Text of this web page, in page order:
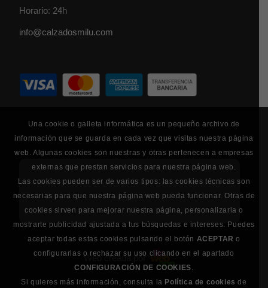
Horario: 24h
info@calzadosmilu.com
Para la correcta visualización, debe aceptar las
cookies.
Web creada por
Una cookie o galleta informática es un pequeño archivo de
información que se guarda en cada vez que visitas nuestra página
web. Algunas cookies son nuestras y otras pertenecen a empresas
externas que prestan servicios para nuestra página web.
Las cookies pueden ser de varios tipos: las cookies técnicas son
necesarias para que nuestra página web pueda funcionar. Otras de
cookies sirven para mejorar nuestra página, personalizarla o
mostrarte publicidad ajustada a tus búsquedas e intereses. Puedes
aceptar todas estas cookies pulsando el botón ACEPTAR o
configurarlas o rechazar su uso clicando en el apartado
CONFIGURACIÓN DE COOKIES.
Si quieres más información, consulta la Política de cookies de